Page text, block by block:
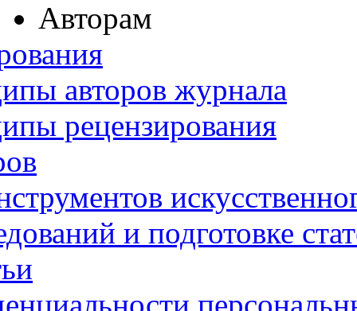
Авторам
авторов журнала
рецензирования
и подготовке